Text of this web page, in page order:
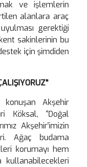
ve işlemlerin
alanlara araç
gerektiği
sakinlerinin bu
için şimdiden
konuşan Akşehir
Köksal, “Doğal
Akşehir’imizin
Ağaç budama
korumayı hem
kullanabilecekleri